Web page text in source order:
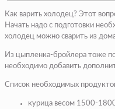
Как варить холодец? Этот
Начать надо с подготовки
холодец можно сварить из
Из цыпленка-бройлера тоже
необходимо добавить
Список необходимых
курица весом 1500-